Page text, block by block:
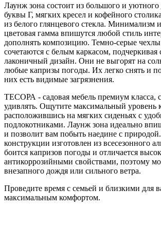
Лаунж зона состоит из большого и
буквы Г, мягких кресел и кофейного
из белого глянцевого стекла. Минимализм
цветовая гамма впишутся любой стиль
дополнять композицию. Темно-серые
сочетаются с белым каркасом, подчеркивая
лаконичный дизайн. Они не выгорят на
любые капризы погоды. Их легко снять и
них есть видимые загрязнения.
ТЕСОРА - садовая мебель премиум класса,
удивлять. Ощутите максимальный уровень
расположившись на мягких сиденьях с
подлокотниками. Лаунж зона идеально
и позволит вам побыть наедине с
конструкции изготовлен из всесезонного
боится капризов погоды и отличается
антикоррозийными свойствами, поэтому
внезапного дождя или сильного ветра.
Проведите время с семьей и близкими для
максимальным комфортом.